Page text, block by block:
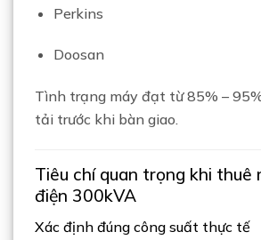
Perkins
Doosan
Tình trạng máy đạt từ 85% –
tải trước khi bàn giao.
Tiêu chí quan trọng khi thuê
điện 300kVA
Xác định đúng công suất thực tế